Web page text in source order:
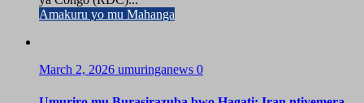
Amakuru yo mu Mahanga
March 2, 2026 umuringanews 0